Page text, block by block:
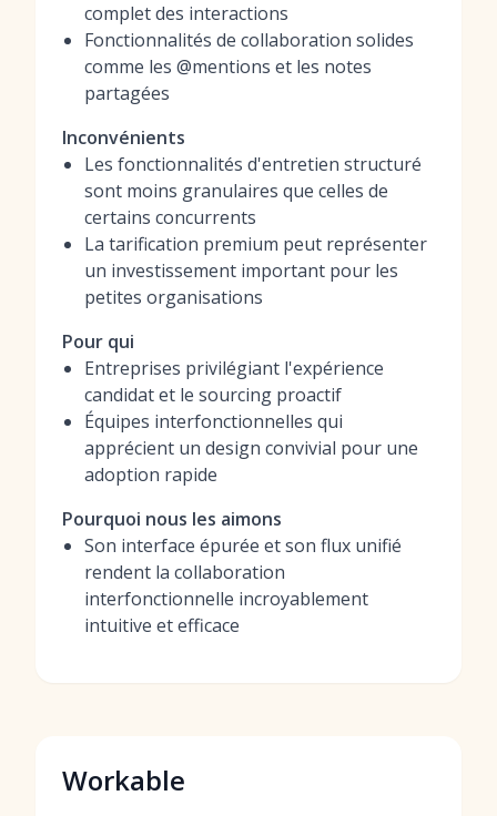
complet des interactions
Fonctionnalités de collaboration solides
comme les @mentions et les notes
partagées
Inconvénients
Les fonctionnalités d'entretien structuré
sont moins granulaires que celles de
certains concurrents
La tarification premium peut représenter
un investissement important pour les
petites organisations
Pour qui
Entreprises privilégiant l'expérience
candidat et le sourcing proactif
Équipes interfonctionnelles qui
apprécient un design convivial pour une
adoption rapide
Pourquoi nous les aimons
Son interface épurée et son flux unifié
rendent la collaboration
interfonctionnelle incroyablement
intuitive et efficace
Workable